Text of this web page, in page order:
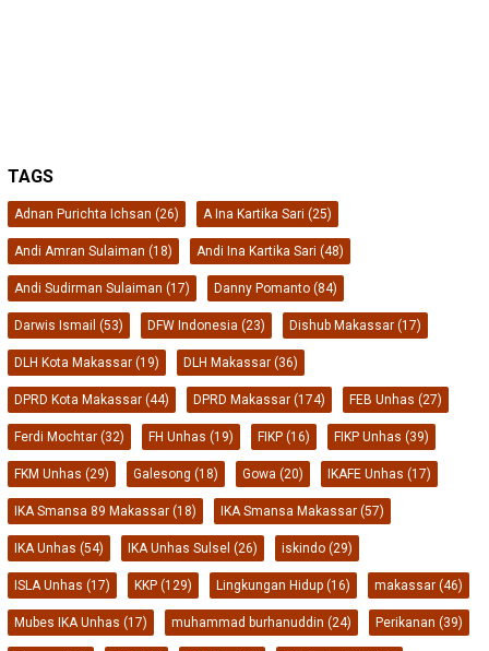
TAGS
Adnan Purichta Ichsan (26) A Ina Kartika Sari (25)
Andi Amran Sulaiman (18) Andi Ina Kartika Sari (48)
Andi Sudirman Sulaiman (17) Danny Pomanto (84)
Darwis Ismail (53) DFW Indonesia (23) Dishub Makassar (17)
DLH Kota Makassar (19) DLH Makassar (36)
DPRD Kota Makassar (44) DPRD Makassar (174) FEB Unhas (27)
Ferdi Mochtar (32) FH Unhas (19) FIKP (16) FIKP Unhas (39)
FKM Unhas (29) Galesong (18) Gowa (20) IKAFE Unhas (17)
IKA Smansa 89 Makassar (18) IKA Smansa Makassar (57)
IKA Unhas (54) IKA Unhas Sulsel (26) iskindo (29)
ISLA Unhas (17) KKP (129) Lingkungan Hidup (16) makassar (46)
Mubes IKA Unhas (17) muhammad burhanuddin (24) Perikanan (39)